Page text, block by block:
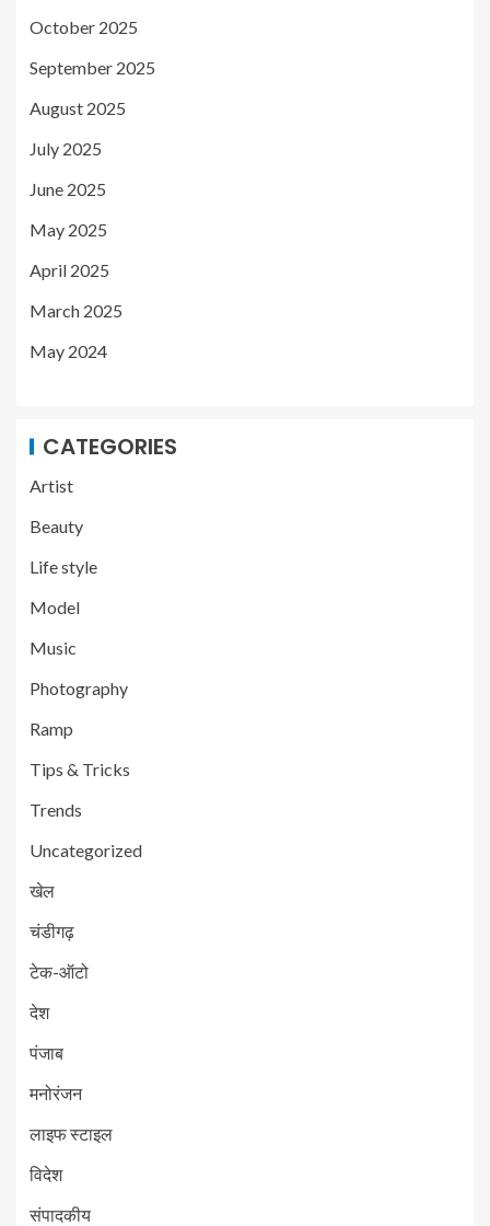
October 2025
September 2025
August 2025
July 2025
June 2025
May 2025
April 2025
March 2025
May 2024
CATEGORIES
Artist
Beauty
Life style
Model
Music
Photography
Ramp
Tips & Tricks
Trends
Uncategorized
खेल
चंडीगढ़
टेक-ऑटो
देश
पंजाब
मनोरंजन
लाइफ स्टाइल
विदेश
संपादकीय